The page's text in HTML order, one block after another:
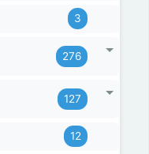
3
276
127
12